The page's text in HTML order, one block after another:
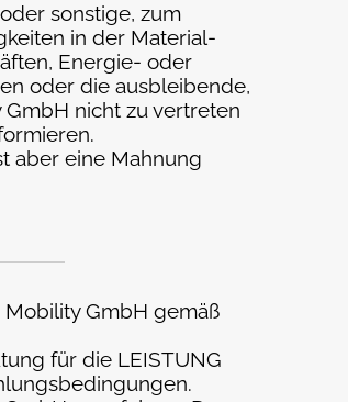
sonstige, zum
in der Material-
Energie- oder
oder die ausbleibende,
nicht zu vertreten
aber eine Mahnung
GmbH gemäß
für die LEISTUNG